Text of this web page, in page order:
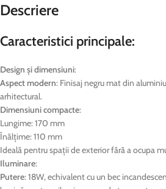
Descriere
Caracteristici principale:
Design și dimensiuni:
Aspect modern: Finisaj negru mat din
arhitectural.
Dimensiuni compacte:
Lungime: 170 mm
Înălțime: 110 mm
Ideală pentru spații de exterior fără a ocupa
Iluminare:
Putere: 18W, echivalent cu un bec